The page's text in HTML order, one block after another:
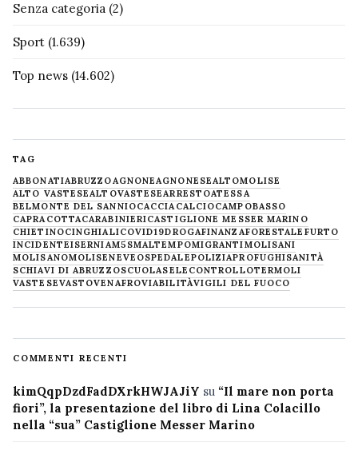
Senza categoria (2)
Sport (1.639)
Top news (14.602)
TAG
ABBONATIABRUZZOAGNONEAGNONESEALTOMOLISE
ALTO VASTESEALTOVASTESEARRESTOATESSA
BELMONTE DEL SANNIOCACCIACALCIOCAMPOBASSO
CAPRACOTTACARABINIERICASTIGLIONE MESSER MARINO
CHIETINOCINGHIALICOVID19DROGAFINANZAFORESTALE FURTO
INCIDENTEISERNIAM5SMALTEMPOMIGRANTIMOLISANI
MOLISANOMOLISENEVE OSPEDALEPOLIZIAPROFUGHISANITÀ
SCHIAVI DI ABRUZZOSCUOLASELECONTROLLOTERMOLI
VASTESEVASTOVENAFROVIABILITÀVIGILI DEL FUOCO
COMMENTI RECENTI
kimQqpDzdFadDXrkHWJAJiY su “Il mare non porta
fiori”, la presentazione del libro di Lina Colacillo
nella “sua” Castiglione Messer Marino